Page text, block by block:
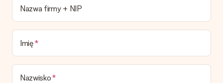
Obecnie nie mamy (jeszcze) usługi pakowania prezentów do
owijania prezentów. Dostarczamy nasze prezenty w fajnym
pudełku, ewentualnie możesz dokupić kopertę lub pudełko
prezentowe.
Czas dostawy, opcje dostawy oraz koszty
dostawy
Nazwa firmy + NIP
Imię
Nazwisko